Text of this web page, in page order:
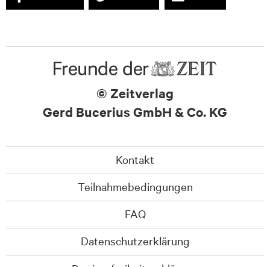
© Zeitverlag
Gerd Bucerius GmbH & Co. KG
Kontakt
Teilnahmebedingungen
FAQ
Datenschutzerklärung